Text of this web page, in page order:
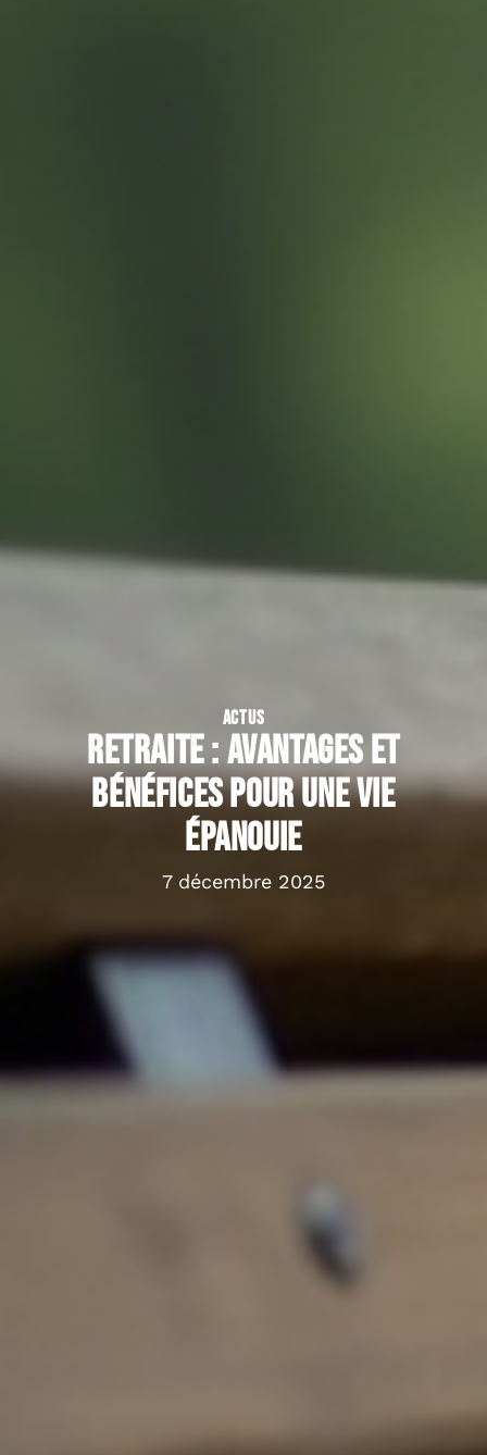
ACTUS
Retraite : avantages et
bénéfices pour une vie
épanouie
7 décembre 2025